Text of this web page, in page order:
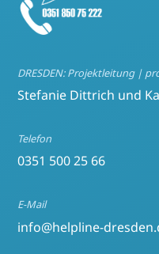
Stefanie Dittrich und
Telefon
0351 500 25 66
E-Mail
info@helpline-